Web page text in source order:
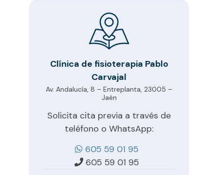
Clínica de fisioterapia Pablo
Carvajal
Av. Andalucía, 8 – Entreplanta, 23005 –
Jaén
Solicita cita previa a través de
teléfono o WhatsApp:
605 59 01 95
605 59 01 95